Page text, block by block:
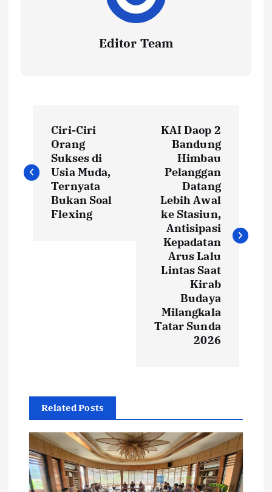
Editor Team
s
a
t
o
Ciri-Ciri
Orang
Sukses di
Usia Muda,
Ternyata
Bukan Soal
Flexing
KAI Daop 2
Bandung
Himbau
Pelanggan
Datang
Lebih Awal
ke Stasiun,
Antisipasi
Kepadatan
Arus Lalu
Lintas Saat
Kirab
Budaya
Milangkala
Tatar Sunda
2026
Related Posts